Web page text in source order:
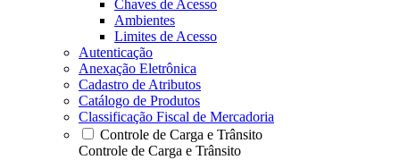
Chaves de Acesso
Ambientes
Limites de Acesso
Autenticação
Anexação Eletrônica
Cadastro de Atributos
Catálogo de Produtos
Classificação Fiscal de Mercadoria
Controle de Carga e Trânsito
Controle de Carga e Trânsito